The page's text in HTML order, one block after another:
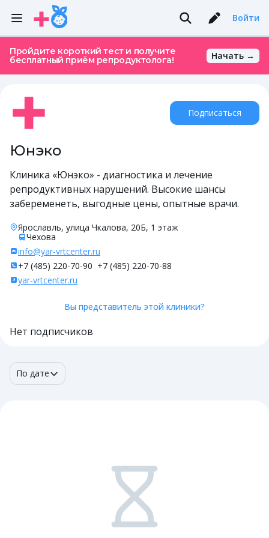
Войти
Пройдите короткий тест и получите
бесплатный приём репродуктолога!
Начать →
Юнэко
Клиника «Юнэко» - диагностика и лечение
репродуктивных нарушений. Высокие шансы
забеременеть, выгодные цены, опытные врачи.
Ярославль, улица Чкалова, 20Б, 1 этаж
Чехова
info@yar-vrtcenter.ru
+7 (485) 220-70-90 +7 (485) 220-70-88
yar-vrtcenter.ru
Вы представитель этой клиники?
Нет подписчиков
Подписаться
По дате